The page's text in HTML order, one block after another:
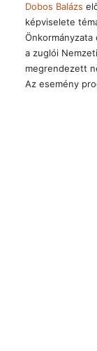
Dobos Balázs
képviselete
a zuglói
megrendezett
Az esemény